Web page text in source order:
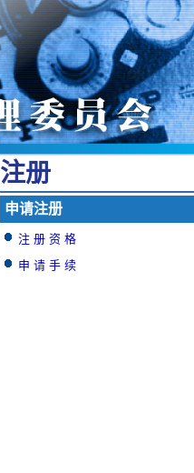
注 册
申 请 注 册
注 册 资 格
申 请 手 续